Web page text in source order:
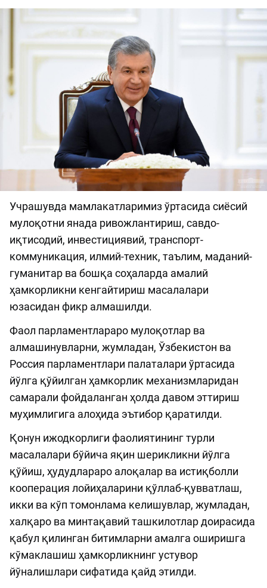
Учрашувда мамлакатларимиз ўртасида сиёсий
мулоқотни янада ривожлантириш, савдо-
иқтисодий, инвестициявий, транспорт-
коммуникация, илмий-техник, таълим, маданий-
гуманитар ва бошқа соҳаларда амалий
ҳамкорликни кенгайтириш масалалари
юзасидан фикр алмашилди.
Фаол парламентлараро мулоқотлар ва
алмашинувларни, жумладан, Ўзбекистон ва
Россия парламентлари палаталари ўртасида
йўлга қўйилган ҳамкорлик механизмларидан
самарали фойдаланган ҳолда давом эттириш
муҳимлигига алоҳида эътибор қаратилди.
Қонун ижодкорлиги фаолиятининг турли
масалалари бўйича яқин шерикликни йўлга
қўйиш, ҳудудлараро алоқалар ва истиқболли
кооперация лойиҳаларини қўллаб-қувватлаш,
икки ва кўп томонлама келишувлар, жумладан,
халқаро ва минтақавий ташкилотлар доирасида
қабул қилинган битимларни амалга оширишга
кўмаклашиш ҳамкорликнинг устувор
йўналишлари сифатида қайд этилди.